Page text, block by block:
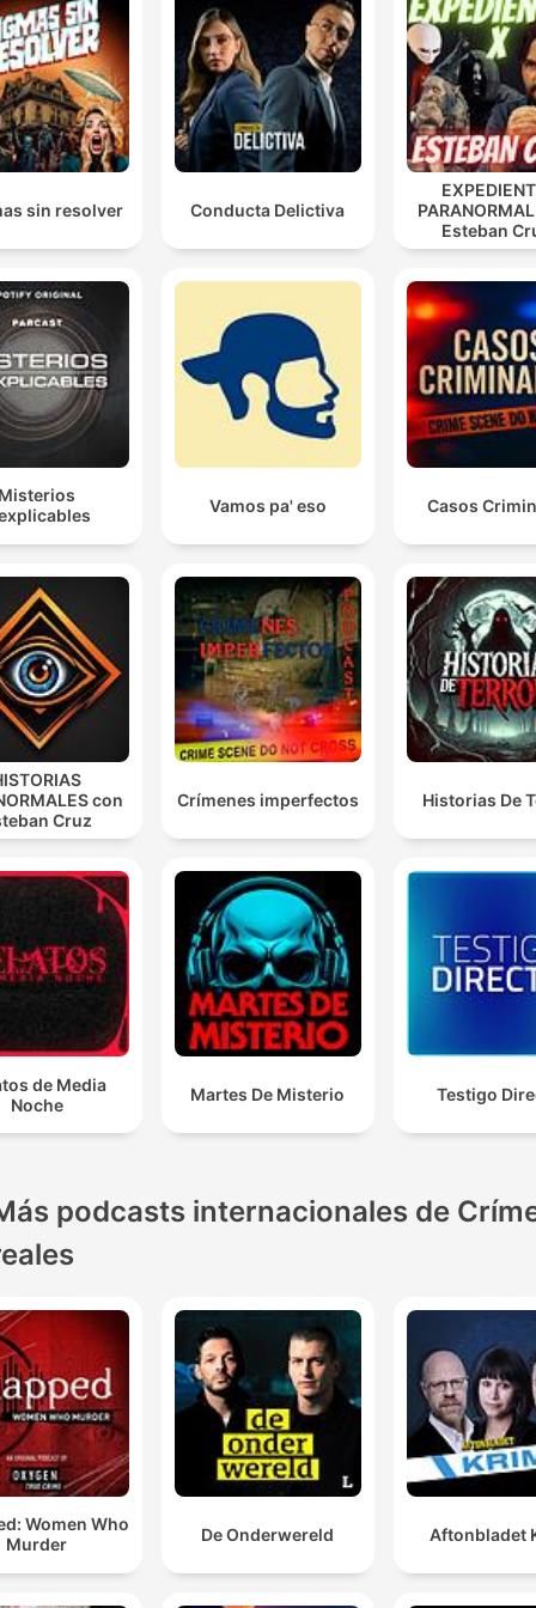
Chciałbym zaznaczyć, iż wniosek o apelację złożony
przez mojego obrońcę w moim imieniu jest
bezpodstawny i złożony wbrew mojej woli.
00:38:23 · Wypowiedź Wiszniewskiego pokazuje jego
wobec próby łagodzenia wyroku poprzez proces apelacyjny.
Tak. Określam siebie jednym słowem. Sk***.
00:40:44 · Morderca w brutalny sposób definiuje własną
sin resolver Conducta Delictiva
Esteban
Misterios
Vamos pa' eso Casos
con
Cruz
Crímenes imperfectos Historias De
de Media
Noche
Martes De Misterio Testigo
podcasts internacionales de
Women Who
Murder
De Onderwereld Aftonbladet